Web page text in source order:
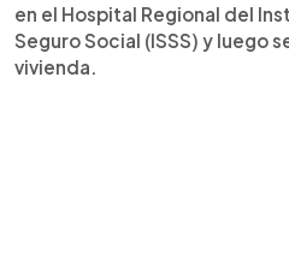
en el Hospital Regional del
Seguro Social (ISSS) y luego
vivienda.